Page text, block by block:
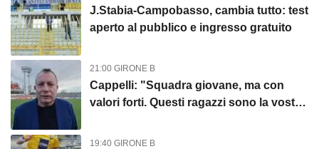
J.Stabia-Campobasso, cambia tutto: test
aperto al pubblico e ingresso gratuito
21:00 GIRONE B
Cappelli: "Squadra giovane, ma con
valori forti. Questi ragazzi sono la vostra
19:40 GIRONE B